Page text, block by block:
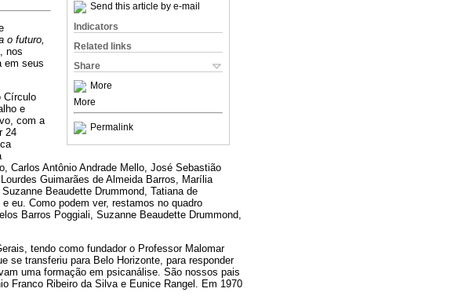
Send this article by e-mail
Indicators
Related links
Share
More
More
Permalink
o futuro,
nos
em seus
Círculo
e
com a
24
Carlos Antônio Andrade Mello, José Sebastião
Guimarães de Almeida Barros, Marília
Beaudette Drummond, Tatiana de
eu. Como podem ver, restamos no quadro
Barros Poggiali, Suzanne Beaudette Drummond,
tendo como fundador o Professor Malomar
se transferiu para Belo Horizonte, para responder
uma formação em psicanálise. São nossos pais
Franco Ribeiro da Silva e Eunice Rangel. Em 1970